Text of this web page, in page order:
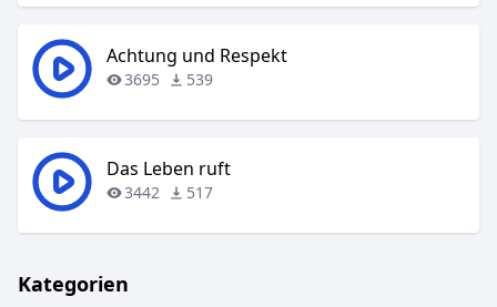
Achtung und Respekt
3695 539
Das Leben ruft
3442 517
Kategorien